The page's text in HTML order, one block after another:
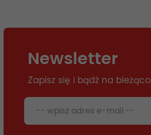
Newsletter
Zapisz się i bądź na bieżąco
-- wpisz adres e-mail --